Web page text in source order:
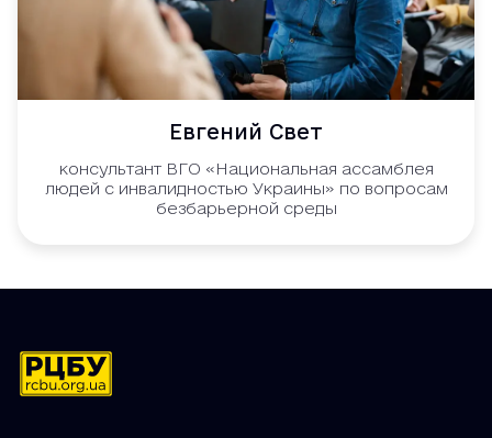
Евгений Свет
консультант ВГО «Национальная ассамблея
людей с инвалидностью Украины» по вопросам
безбарьерной среды